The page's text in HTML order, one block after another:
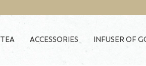
TEA ACCESSORIES INFUSER OF